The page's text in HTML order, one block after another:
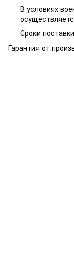
В условиях
Сроки
Гарантия от